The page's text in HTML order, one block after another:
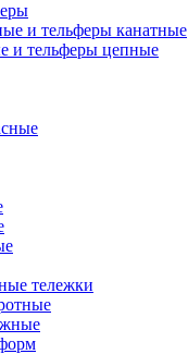
и тельферы канатные
и тельферы цепные
тележки